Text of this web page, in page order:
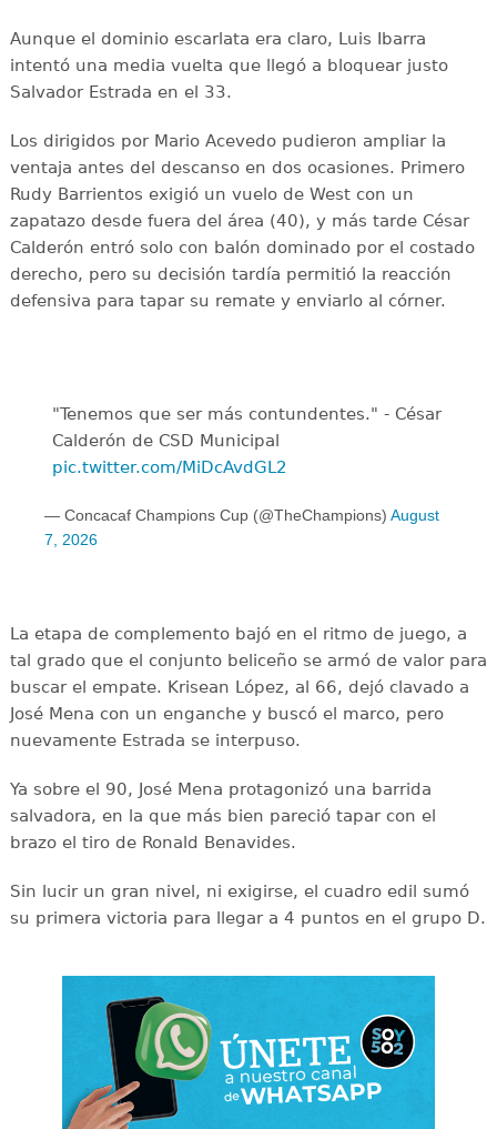
Aunque el dominio escarlata era claro, Luis Ibarra
intentó una media vuelta que llegó a bloquear justo
Salvador Estrada en el 33.
Los dirigidos por Mario Acevedo pudieron ampliar la
ventaja antes del descanso en dos ocasiones. Primero
Rudy Barrientos exigió un vuelo de West con un
zapatazo desde fuera del área (40), y más tarde César
Calderón entró solo con balón dominado por el costado
derecho, pero su decisión tardía permitió la reacción
defensiva para tapar su remate y enviarlo al córner.
"Tenemos que ser más contundentes." - César
Calderón de CSD Municipal ️
pic.twitter.com/MiDcAvdGL2
— Concacaf Champions Cup (@TheChampions) August
7, 2026
La etapa de complemento bajó en el ritmo de juego, a
tal grado que el conjunto beliceño se armó de valor para
buscar el empate. Krisean López, al 66, dejó clavado a
José Mena con un enganche y buscó el marco, pero
nuevamente Estrada se interpuso.
Ya sobre el 90, José Mena protagonizó una barrida
salvadora, en la que más bien pareció tapar con el
brazo el tiro de Ronald Benavides.
Sin lucir un gran nivel, ni exigirse, el cuadro edil sumó
su primera victoria para llegar a 4 puntos en el grupo D.